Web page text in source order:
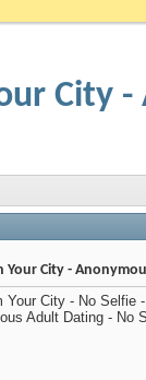
City
Your City -
Your City - No Selfie
Adult Dating - No